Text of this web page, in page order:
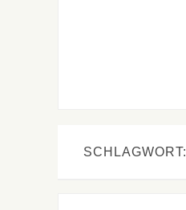
SCHLAGWORT: